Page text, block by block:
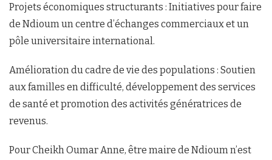
Projets économiques structurants : Initiatives pour faire
de Ndioum un centre d’échanges commerciaux et un
pôle universitaire international.
Amélioration du cadre de vie des populations : Soutien
aux familles en difficulté, développement des services
de santé et promotion des activités génératrices de
revenus.
Pour Cheikh Oumar Anne, être maire de Ndioum n’est